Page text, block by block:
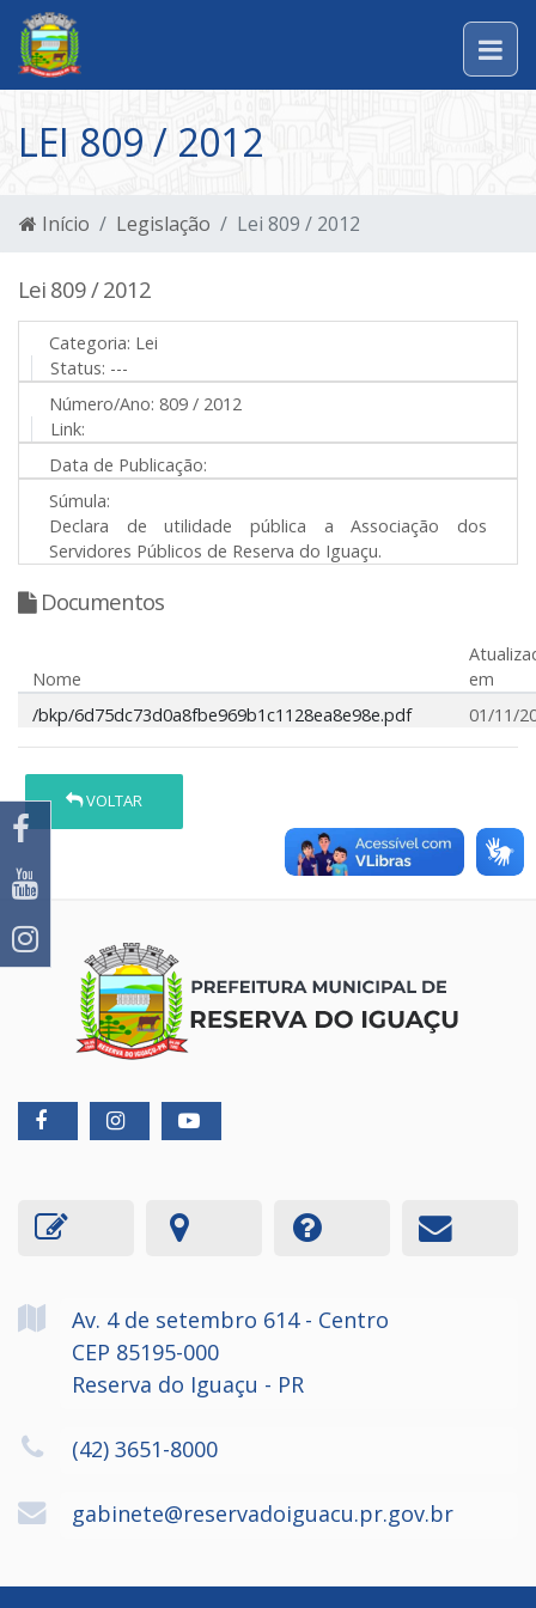
LEI 809 / 2012
Início Legislação Lei 809 / 2012
Lei 809 / 2012
Categoria: Lei
Status: ---
Número/Ano: 809 / 2012
Link:
Data de Publicação:
Súmula:
Declara de utilidade pública a Associação dos
Servidores Públicos de Reserva do Iguaçu.
Documentos
Nome
em
/bkp/6d75dc73d0a8fbe969b1c1128ea8e98e.pdf
01/11/
VOLTAR
Av. 4 de setembro 614 - Centro
CEP 85195-000
Reserva do Iguaçu - PR
(42) 3651-8000
gabinete@reservadoiguacu.pr.gov.br